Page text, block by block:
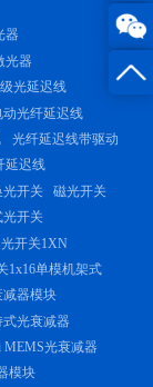
线咨
0816 -
器
光器
光延迟线
动光纤延迟线
光纤延迟线带驱动
延迟线
光开关
磁光开关
光开关
开关1XN
1x16单模机架式
减器模块
式光衰减器
光衰减器
模块